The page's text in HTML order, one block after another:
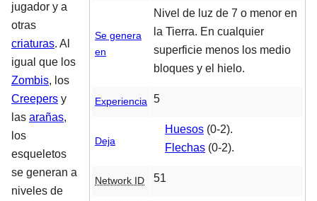
Se genera
en
Nivel de luz de 7 o menor en
la Tierra. En cualquier
superficie menos los medio
bloques y el hielo.
Experiencia 5
Deja
Huesos (0-2).
Flechas (0-2).
Network ID 51
jugador y a
otras
criaturas. Al
igual que los
Zombis, los
Creepers y
las arañas,
los
esqueletos
se generan a
niveles de